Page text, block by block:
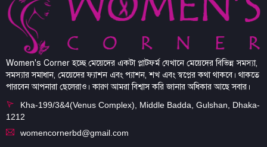
Women's Corner হচ্ছে মেয়েদের একটা প্লাটফর্ম যেখানে মেয়েদের বিভিন্ন সমস্যা,
সমস্যার সমাধান, মেয়েদের ফ্যাশন এবং প্যাশন, শখ এবং স্বপ্নের কথা থাকবে। থাকতে
পারবেন আপনারা ছেলেরাও। কারণ আমরা বিশ্বাস করি জানার অধিকার আছে সবার।
Kha-199/3&4(Venus Complex), Middle Badda, Gulshan, Dhaka-
1212
womencornerbd@gmail.com